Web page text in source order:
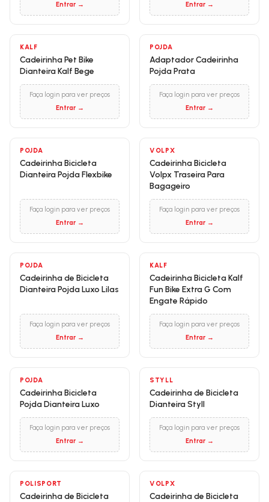
Entrar →
Entrar →
KALF
Cadeirinha Pet Bike
Dianteira Kalf Bege
Faça login para ver preços
Entrar →
POJDA
Adaptador Cadeirinha
Pojda Prata
Faça login para ver preços
Entrar →
POJDA
Cadeirinha Bicicleta
Dianteira Pojda Flexbike
Faça login para ver preços
Entrar →
VOLPX
Cadeirinha Bicicleta
Volpx Traseira Para
Bagageiro
Faça login para ver preços
Entrar →
POJDA
Cadeirinha de Bicicleta
Dianteira Pojda Luxo Lilas
Faça login para ver preços
Entrar →
KALF
Cadeirinha Bicicleta Kalf
Fun Bike Extra G Com
Engate Rápido
Faça login para ver preços
Entrar →
POJDA
Cadeirinha Bicicleta
Pojda Dianteira Luxo
Faça login para ver preços
Entrar →
STYLL
Cadeirinha de Bicicleta
Dianteira Styll
Faça login para ver preços
Entrar →
POLISPORT
Cadeirinha de Bicicleta
VOLPX
Cadeirinha de Bicicleta